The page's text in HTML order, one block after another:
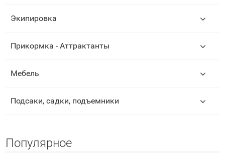
Экипировка
Прикормка - Аттрактанты
Мебель
Подсаки, садки, подъемники
Популярное